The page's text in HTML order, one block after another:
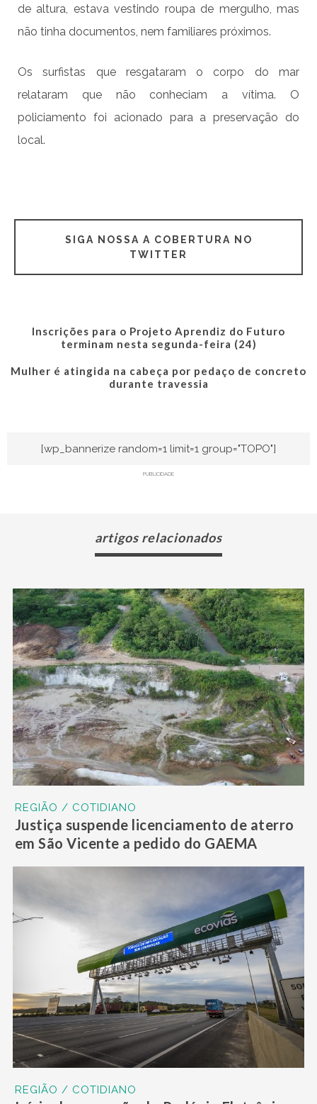
de altura, estava vestindo roupa de mergulho, mas
não tinha documentos, nem familiares próximos.
Os surfistas que resgataram o corpo do mar
relataram que não conheciam a vítima. O
policiamento foi acionado para a preservação do
local.
SIGA NOSSA A COBERTURA NO
TWITTER
Inscrições para o Projeto Aprendiz do Futuro
terminam nesta segunda-feira (24)
Mulher é atingida na cabeça por pedaço de concreto
durante travessia
[wp_bannerize random=1 limit=1 group="TOPO"]
PUBLICIDADE
artigos relacionados
REGIÃO / COTIDIANO
Justiça suspende licenciamento de aterro
em São Vicente a pedido do GAEMA
REGIÃO / COTIDIANO